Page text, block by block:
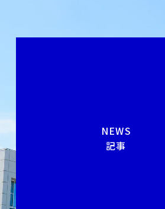
NEWS
記事